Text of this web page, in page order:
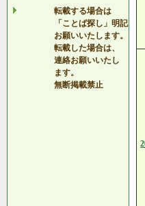
転載する場合は
「ことば探し」明記
お願いいたします。
転載した場合は、
連絡お願いいたし
ます。
無断掲載禁止